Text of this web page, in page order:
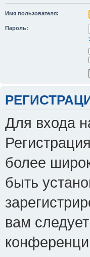
Имя пользователя:
Пароль:
Для входа
более
быть
вам